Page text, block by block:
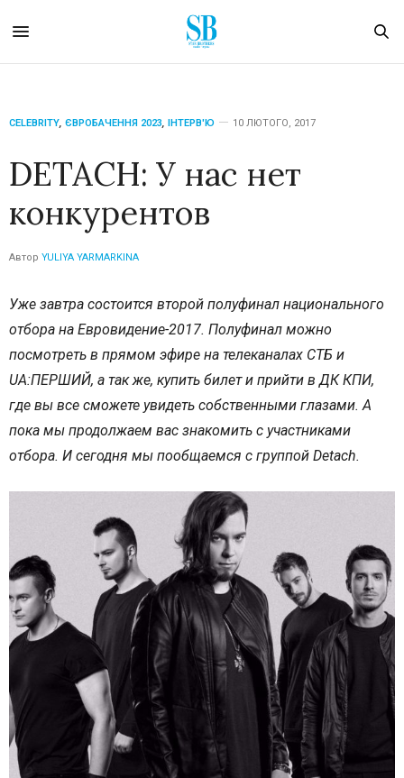
CELEBRITY, ЄВРОБАЧЕННЯ 2023, ІНТЕРВ'Ю 10 ЛЮТОГО, 2017
DETACH: У нас нет
конкурентов
Автор YULIYA YARMARKINA
Уже завтра состоится второй полуфинал национального
отбора на Евровидение-2017. Полуфинал можно
посмотреть в прямом эфире на телеканалах СТБ и
UA:ПЕРШИЙ, а так же, купить билет и прийти в ДК КПИ,
где вы все сможете увидеть собственными глазами. А
пока мы продолжаем вас знакомить с участниками
отбора. И сегодня мы пообщаемся с группой Detach.